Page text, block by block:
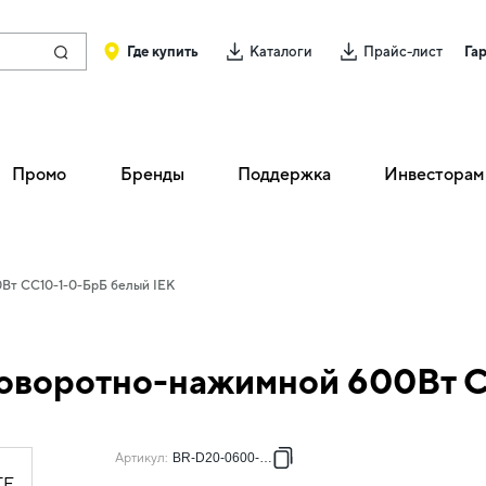
Где купить Каталоги Прайс-лист
Промо Бренды Поддержка Инвесторам
СС10-1-0-БрБ белый IEK
нажимной
Артикул: BR-D20-0600-K01